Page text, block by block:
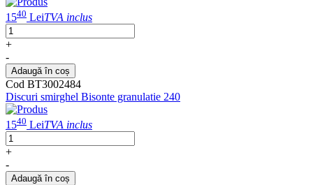
1540 LeiTVA inclus
+
-
Adaugă în coș
Cod BT3002484
Discuri smirghel Bisonte granulatie 240
1540 LeiTVA inclus
+
-
Adaugă în coș